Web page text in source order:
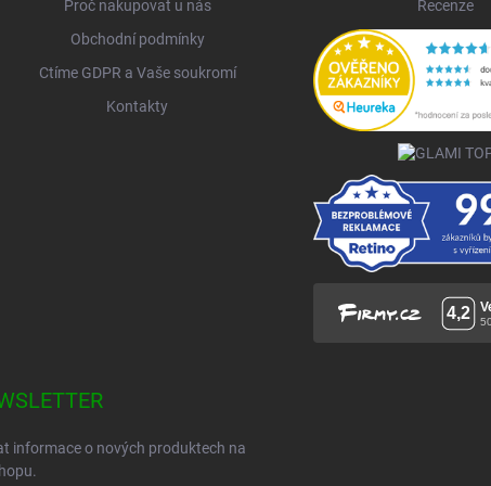
Proč nakupovat u nás
Obchodní podmínky
Ctíme GDPR a Vaše soukromí
Kontakty
Recenze
informace o nových produktech na